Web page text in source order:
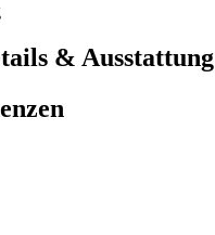
& Ausstattung